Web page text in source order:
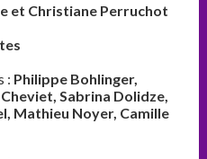
et Christiane Perruchot
: Philippe Bohlinger,
Sabrina Dolidze,
Mathieu Noyer, Camille